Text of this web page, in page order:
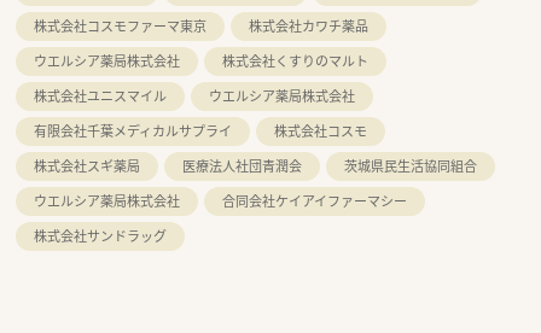
株式会社コスモファーマ東京
株式会社カワチ薬品
ウエルシア薬局株式会社
株式会社くすりのマルト
株式会社ユニスマイル
ウエルシア薬局株式会社
有限会社千葉メディカルサプライ
株式会社コスモ
株式会社スギ薬局
医療法人社団青潤会
茨城県民生活協同組合
ウエルシア薬局株式会社
合同会社ケイアイファーマシー
株式会社サンドラッグ